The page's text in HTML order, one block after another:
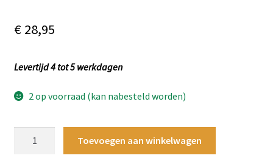
€28,95
Levertijd 4 tot 5 werkdagen
2 op voorraad (kan nabesteld worden)
Toevoegen aan winkelwagen